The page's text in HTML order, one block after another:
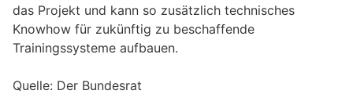
das Projekt und kann so zusätzlich technisches
Knowhow für zukünftig zu beschaffende
Trainingssysteme aufbauen.
Quelle: Der Bundesrat